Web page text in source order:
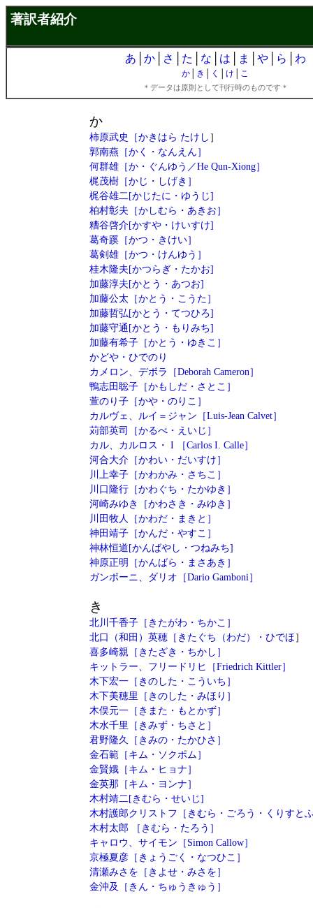
著訳者紹介
あ か│ さ た な は ま や│ ら わ
か き く け こ
＊データは原則として刊行時のものです＊
か
柿原武史［かきはら たけし ］
郭南燕［かく・なんえん］
何群雄 ［か・ぐんゆう／He Qun-Xiong］
梶茂樹［かじ・しげき］
梶谷雄二[かじたに・ゆうじ]
柏村彰夫［かしむら・あきお］
糟谷啓介[かすや・けいすけ]
葛奇蹊［かつ・きけい］
葛剣雄［かつ・けんゆう］
桂木隆夫[かつらぎ・たかお]
加藤淳夫[かとう・あつお]
加藤公太［かとう・こうた］
加藤哲弘[かとう・てつひろ]
加藤守通[かとう・もりみち]
加藤有希子［かとう・ゆきこ］
かどや・ひでのり
カメロン、デボラ［Deborah Cameron］
鴨志田聡子［かもしだ・さとこ］
萱のり子［かや・のりこ］
カルヴェ、ルイ＝ジャン［Luis-Jean Calvet］
苅部英司［かるべ・えいじ］
カル 、カルロス・ I ［Carlos I. Calle］
河合大介［かわい・だいすけ］
川上幸子［かわかみ・さちこ］
川口隆行［かわぐち・たかゆき］
河崎みゆき［かわさき・みゆき］
川田牧人［かわだ・まきと］
神田靖子［かんだ・やすこ］
神林恒道[かんばやし・つねみち]
神原正明［かんばら・まさあき］
ガンボーニ、ダリオ［Dario Gamboni］
き
北川千香子［きたがわ・ちかこ］
北口（和田）英穂［きたぐち（わだ）・ひでほ］
喜多崎親［きたざき・ちかし］
キットラー、フリードリヒ［Friedrich Kittler］
木下宏一［きのした・こういち］
木下美穂里［きのした・みほり］
木俣元一［きまた・もとかず］
木水千里［きみず・ちさと］
君野隆久［きみの・たかひさ］
金石範［キム・ソクポム］
金賢娥［キム・ヒョナ］
金英那［キム・ヨンナ］
木村靖二[きむら・せいじ]
木村護郎クリストフ［きむら・ごろう・くりすと
木村太郎 ［きむら・たろう］
キャロウ、サイモン［Simon Callow］
京極夏彦［きょうごく・なつひこ］
清瀬みさを［きよせ・みさを］
金沖及［きん・ちゅうきゅう］